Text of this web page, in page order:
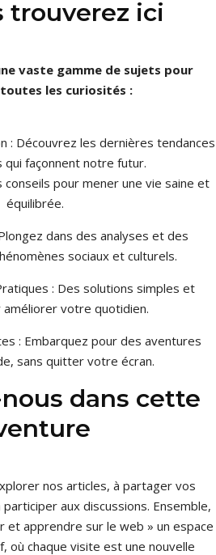
trouverez ici
vaste gamme de sujets pour
les curiosités :
: Découvrez les dernières tendances
qui façonnent notre futur.
conseils pour mener une vie saine et
équilibrée.
dans des analyses et des
sociaux et culturels.
: Des solutions simples et
votre quotidien.
: Embarquez pour des aventures
sans quitter votre écran.
dans cette
nos articles, à partager vos
aux discussions. Ensemble,
et apprendre sur le web » un espace
où chaque visite est une nouvelle